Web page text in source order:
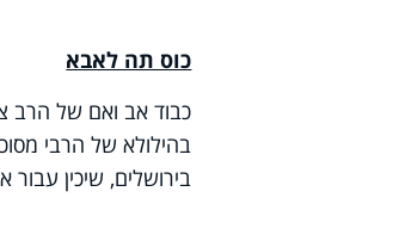
כוס תה לאבא
כבוד אב ואם של הרב
בהילולא של הרבי
בירושלים, שיכין